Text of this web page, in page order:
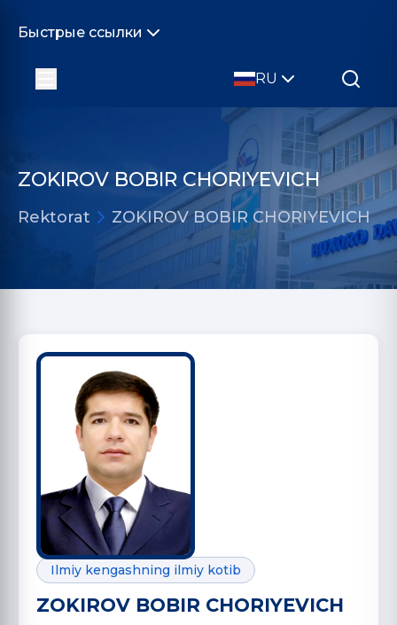
Быстрые ссылки
RU
ZOKIROV BOBIR CHORIYEVICH
Rektorat ZOKIROV BOBIR CHORIYEVICH
Ilmiy kengashning ilmiy kotib
ZOKIROV BOBIR CHORIYEVICH